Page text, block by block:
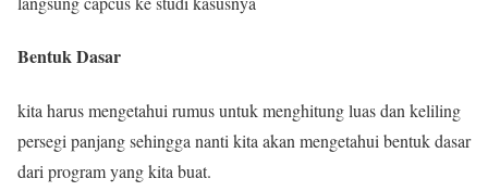
Bentuk Dasar
kita harus mengetahui rumus untuk menghitung luas dan keliling
persegi panjang sehingga nanti kita akan mengetahui bentuk dasar
dari program yang kita buat.